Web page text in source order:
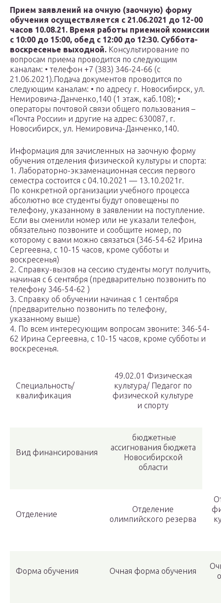
Прием заявлений на очную (заочную) форму
обучения осуществляется с 21.06.2021 до 12-00
часов 10.08.21. Время работы приемной комиссии
с 10:00 до 15:00, обед с 12:00 до 12:30. Суббота-
воскресенье выходной. Консультирование по
вопросам приема проводится по следующим
каналам: • телефон +7 (383) 346-24-66 (с
21.06.2021).Подача документов проводится по
следующим каналам: • по адресу г. Новосибирск, ул.
Немировича-Данченко,140 (1 этаж, каб.108); •
операторы почтовой связи общего пользования –
«Почта России» и другие на адрес: 630087, г.
Новосибирск, ул. Немировича-Данченко,140.
Информация для зачисленных на заочную форму
обучения отделения физической культуры и спорта:
1. Лабораторно-экзаменационная сессия первого
семестра состоится с 04.10.2021 — 13.10.2021г.
По конкретной организации учебного процесса
абсолютно все студенты будут оповещены по
телефону, указанному в заявлении на поступление.
Если вы сменили номер или не указали телефон,
обязательно позвоните и сообщите номер, по
которому с вами можно связаться (346-54-62 Ирина
Сергеевна, с 10-15 часов, кроме субботы и
воскресенья)
2. Справку-вызов на сессию студенты могут получить,
начиная с 6 сентября (предварительно позвонить по
телефону 346-54-62 )
3. Справку об обучении начиная с 1 сентября
(предварительно позвонить по телефону,
указанному выше)
4. По всем интересующим вопросам звоните: 346-54-
62 Ирина Сергеевна, с 10-15 часов, кроме субботы и
воскресенья.
Специальность/
квалификация
49.02.01 Физическая
культура/ Педагог по
физической культуре
и спорту
Вид финансирования
бюджетные
ассигнования бюджета
Новосибирской
области
Отделение
Отделение
олимпийского резерва
Форма обучения Очная форма обучения